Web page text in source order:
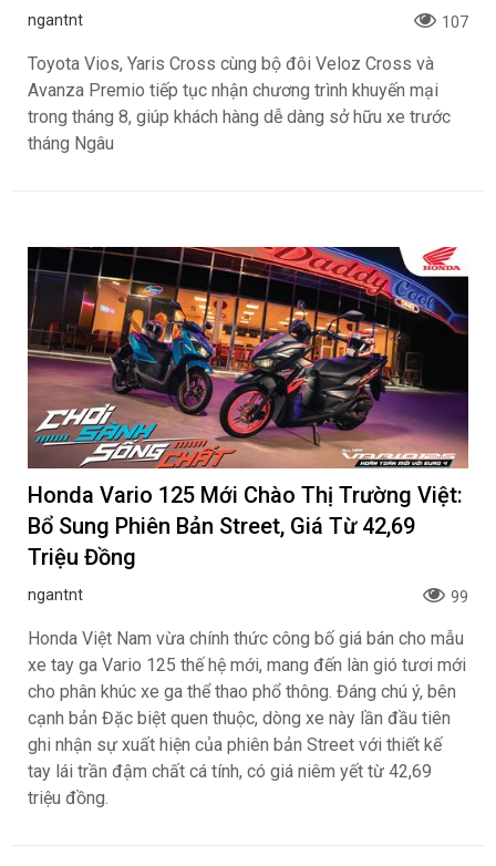
ngantnt 107
Toyota Vios, Yaris Cross cùng bộ đôi Veloz Cross và
Avanza Premio tiếp tục nhận chương trình khuyến mại
trong tháng 8, giúp khách hàng dễ dàng sở hữu xe trước
tháng Ngâu
Honda Vario 125 Mới Chào Thị Trường Việt:
Bổ Sung Phiên Bản Street, Giá Từ 42,69
Triệu Đồng
ngantnt 99
Honda Việt Nam vừa chính thức công bố giá bán cho mẫu
xe tay ga Vario 125 thế hệ mới, mang đến làn gió tươi mới
cho phân khúc xe ga thể thao phổ thông. Đáng chú ý, bên
cạnh bản Đặc biệt quen thuộc, dòng xe này lần đầu tiên
ghi nhận sự xuất hiện của phiên bản Street với thiết kế
tay lái trần đậm chất cá tính, có giá niêm yết từ 42,69
triệu đồng.